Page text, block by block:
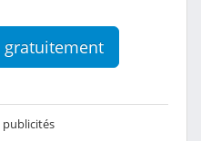
gratuitement
publicités